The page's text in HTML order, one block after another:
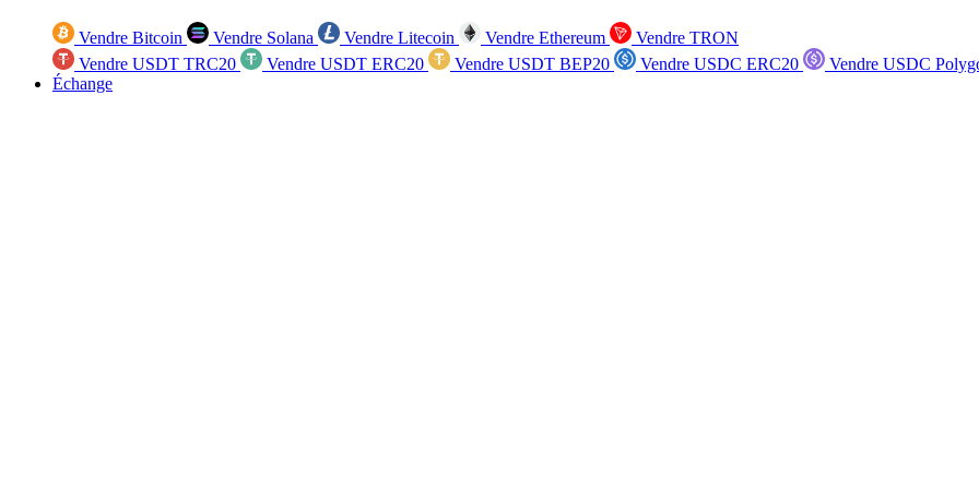
Vendre Bitcoin Vendre Solana Vendre Litecoin Vendre Ethereum
Vendre TRON
Vendre USDT TRC20
Vendre USDT ERC20 Vendre USDT BEP20 Vendre USDC ERC20
Vendre USDC
Échange